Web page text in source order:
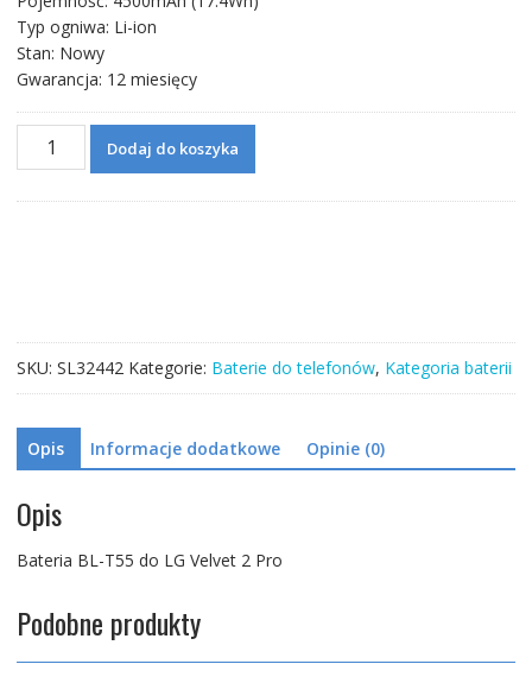
Typ ogniwa: Li-ion
Stan: Nowy
Gwarancja: 12 miesięcy
ilość
Bateria
Pro
Dodaj do koszyka
SKU: SL32442 Kategorie: Baterie do telefonów, Kategoria baterii
Opis Informacje dodatkowe Opinie (0)
Opis
Bateria BL-T55 do LG Velvet 2 Pro
Podobne produkty